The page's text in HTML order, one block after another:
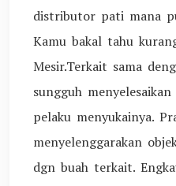
distributor pati mana
Kamu bakal tahu
Mesir.Terkait sama
sungguh
pelaku menyukainya.
menyelenggarakan
dgn buah terkait.